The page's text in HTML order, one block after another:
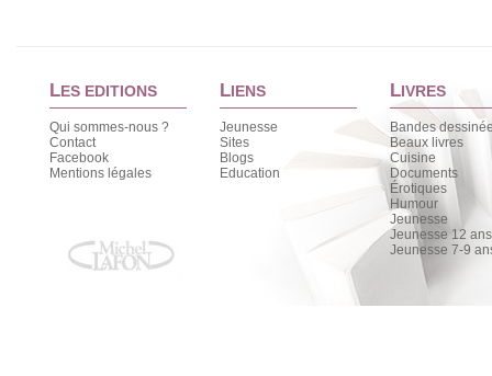
LES EDITIONS
Qui sommes-nous ?
Contact
Facebook
Mentions légales
LIENS
Jeunesse
Sites
Blogs
Education
LIVRES
Bandes
Beaux livres
Cuisine
Documents
Érotiques
Humour
Jeunesse
Jeunesse 12
Jeunesse 7-9